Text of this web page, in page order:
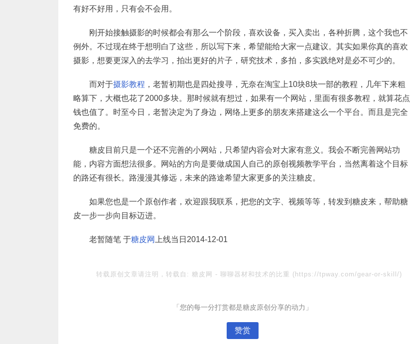
有好不好用，只有会不会用。
刚开始接触摄影的时候都会有那么一个阶段，喜欢设备，买入卖出，各种折腾，这个我也不
例外。不过现在终于想明白了这些，所以写下来，希望能给大家一点建议。其实如果你真的喜欢
摄影，想要更深入的去学习，拍出更好的片子，研究技术，多拍，多实践绝对是必不可少的。
而对于摄影教程 ，老暂初期也是四处搜寻，无奈在淘宝上10块8块一部的教程，几年下来粗
略算下，大概也花了2000多块。那时候就有想过，如果有一个网站，里面有很多教程，就算花点
钱也值了。时至今日，老暂决定为了身边，网络上更多的朋友来搭建这么一个平台。而且是完全
免费的。
糖皮目前只是一个还不完善的小网站，只希望内容会对大家有意义。我会不断完善网站功
能，内容方面想法很多。网站的方向是要做成国人自己的原创视频教学平台，当然离着这个目标
的路还有很长。路漫漫其修远，未来的路途希望大家更多的关注糖皮。
如果您也是一个原创作者，欢迎跟我联系，把您的文字、视频等等，转发到糖皮来，帮助糖
皮一步一步向目标迈进。
老暂随笔 于糖皮网上线当日2014-12-01
转载原创文章请注明，转载自: 糖皮网 - 聊聊器材和技术的比重 (https://tpway.com/gear-or-skill/)
「您的每一分打赏都是糖皮原创分享的动力」
赞赏